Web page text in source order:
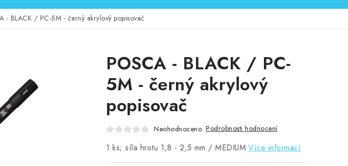
- BLACK / PC-5M - černý akrylový popisovač
POSCA - BLACK / PC-
5M - černý akrylový
popisovač
Neohodnoceno Podrobnosti hodnocení
1 ks; síla hrotu 1,8 - 2,5 mm / MEDIUM Více informací